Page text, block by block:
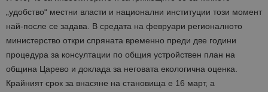
„удобство“ местни власти и национални институции този момент
най-после се задава. В средата на февруари регионалното
министерство откри спряната временно преди две години
процедура за консултации по общия устройствен план на
община Царево и доклада за неговата екологична оценка.
Крайният срок за внасяне на становища е 16 март, а